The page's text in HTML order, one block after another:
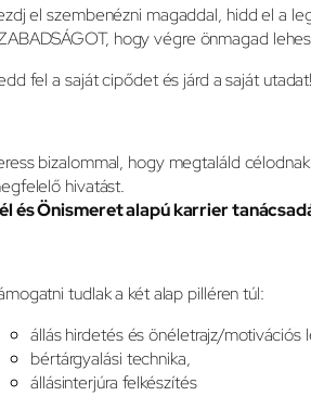
el szembenézni magaddal, hidd el a
hogy végre önmagad
fel a saját cipődet és járd a saját utadat!
bizalommal, hogy megtaláld
hivatást.
és Önismeret alapú karrier
tudlak a két alap pilléren túl:
állás hirdetés és önéletrajz/motivációs
bértárgyalási technika,
állásinterjúra felkészítés